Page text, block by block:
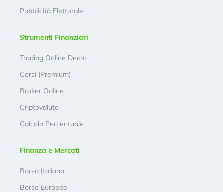
Pubblicità Elettorale
Strumenti Finanziari
Trading Online Demo
Corsi (Premium)
Broker Online
Criptovalute
Calcolo Percentuale
Finanza e Mercati
Borsa Italiana
Borse Europee